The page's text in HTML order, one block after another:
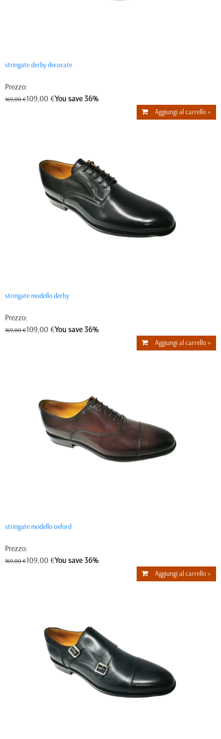
stringate derby decorate
Prezzo:
169,00 €109,00 €You save 36%
Aggiungi al carrello »
stringate modello derby
Prezzo:
169,00 €109,00 €You save 36%
Aggiungi al carrello »
stringate modello oxford
Prezzo:
169,00 €109,00 €You save 36%
Aggiungi al carrello »